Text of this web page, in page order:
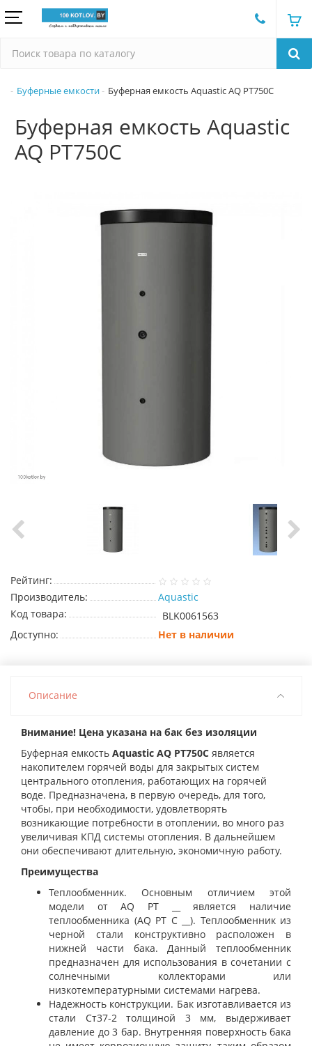
Буферные емкости Буферная емкость Aquastic AQ PT750C
Буферная емкость Aquastic
AQ PT750C
Рейтинг:
Производитель:
Aquastic
Код товара:
BLK0061563
Доступно:
Нет в наличии
Описание
Внимание! Цена указана на бак без изоляции
Буферная емкость Aquastic AQ PT750С является
накопителем горячей воды для закрытых систем
центрального отопления, работающих на горячей
воде. Предназначена, в первую очередь, для того,
чтобы, при необходимости, удовлетворять
возникающие потребности в отоплении, во много раз
увеличивая КПД системы отопления. В дальнейшем
они обеспечивают длительную, экономичную работу.
Преимущества
Теплообменник. Основным отличием этой
модели от AQ PT __ является наличие
теплообменника (AQ PT C __). Теплообменник из
черной стали конструктивно расположен в
нижней части бака. Данный теплообменник
предназначен для использования в сочетании с
солнечными коллекторами или
низкотемпературными системами нагрева.
Надежность конструкции. Бак изготавливается из
стали Ст37-2 толщиной 3 мм, выдерживает
давление до 3 бар. Внутренняя поверхность бака